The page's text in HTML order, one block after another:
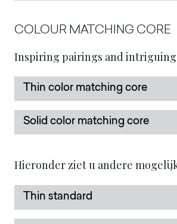
COLOUR MATCHING CORE
Inspiring pairings and
Thin color matching core
Solid color matching core
Hieronder ziet u andere
Thin standard